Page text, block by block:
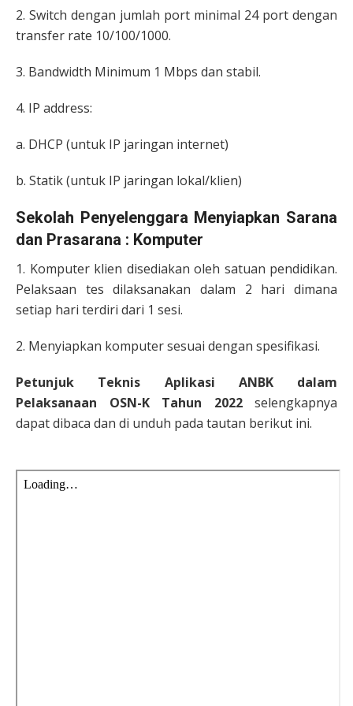
2. Switch dengan jumlah port minimal 24 port dengan
transfer rate 10/100/1000.
3. Bandwidth Minimum 1 Mbps dan stabil.
4. IP address:
a. DHCP (untuk IP jaringan internet)
b. Statik (untuk IP jaringan lokal/klien)
Sekolah Penyelenggara Menyiapkan Sarana
dan Prasarana : Komputer
1. Komputer klien disediakan oleh satuan pendidikan.
Pelaksaan tes dilaksanakan dalam 2 hari dimana
setiap hari terdiri dari 1 sesi.
2. Menyiapkan komputer sesuai dengan spesifikasi.
Petunjuk Teknis Aplikasi ANBK dalam
Pelaksanaan OSN-K Tahun 2022selengkapnya
dapat dibaca dan di unduh pada tautan berikut ini.